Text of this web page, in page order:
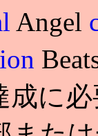
Angel
成に